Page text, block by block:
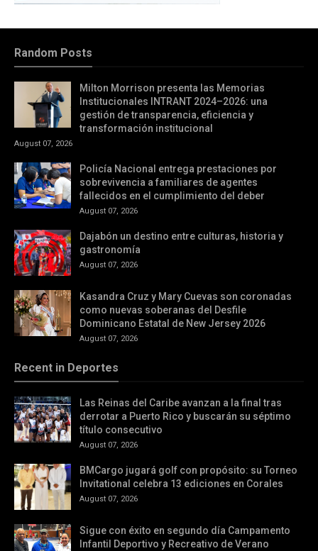
Random Posts
Milton Morrison presenta las Memorias
Institucionales INTRANT 2024–2026: una
gestión de transparencia, eficiencia y
transformación institucional
August 07, 2026
Policía Nacional entrega prestaciones por
sobrevivencia a familiares de agentes
fallecidos en el cumplimiento del deber
August 07, 2026
Dajabón un destino entre culturas, historia y
gastronomía
August 07, 2026
Kasandra Cruz y Mary Cuevas son coronadas
como nuevas soberanas del Desfile
Dominicano Estatal de New Jersey 2026
August 07, 2026
Recent in Deportes
Las Reinas del Caribe avanzan a la final tras
derrotar a Puerto Rico y buscarán su séptimo
título consecutivo
August 07, 2026
BMCargo jugará golf con propósito: su Torneo
Invitational celebra 13 ediciones en Corales
August 07, 2026
Sigue con éxito en segundo día Campamento
Infantil Deportivo y Recreativo de Verano